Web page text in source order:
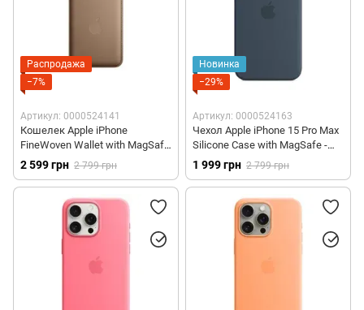
Распродажа
−7%
Артикул: 0000524141
Кошелек Apple iPhone
FineWoven Wallet with MagSafe
- Taupe (MT243)
2 599 грн 2 799 грн
Новинка
−29%
Артикул: 0000524163
Чехол Apple iPhone 15 Pro Max
Silicone Case with MagSafe -
Storm Blue (MT1P3)
1 999 грн 2 799 грн